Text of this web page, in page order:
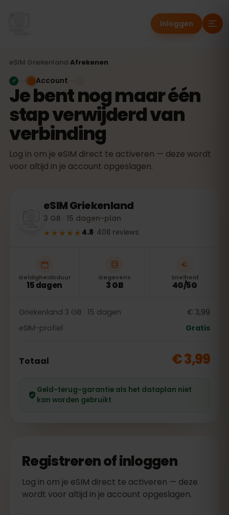
Inloggen
eSIM Griekenland Afrekenen
Je bent nog maar één
stap verwijderd van
verbinding
Log in om je eSIM direct te activeren — deze wordt
voor altijd in je account opgeslagen.
Account
eSIMGriekenland
3 GB · 15 dagen-plan
★★★★★ 4.8· 408 reviews
Geldigheidsduur
15 dagen
Gegevens
3 GB
Snelheid
4G/5G
Griekenland 3 GB · 15 dagen
€ 3,99
eSIM-profiel
Gratis
Totaal € 3,99
Geld-terug-garantie als het dataplan niet
kan worden gebruikt
Registreren of inloggen
Log in om je eSIM direct te activeren — deze
wordt voor altijd in je account opgeslagen.